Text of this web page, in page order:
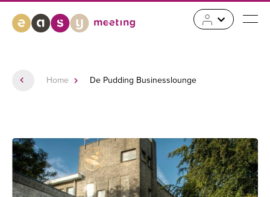
Home De Pudding Businesslounge